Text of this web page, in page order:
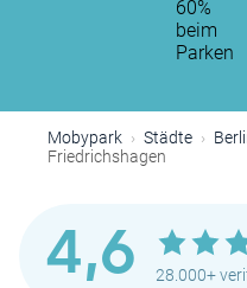
60%
beim
Parken
Mobypark Städte
Friedrichshagen
4,6 28.000+